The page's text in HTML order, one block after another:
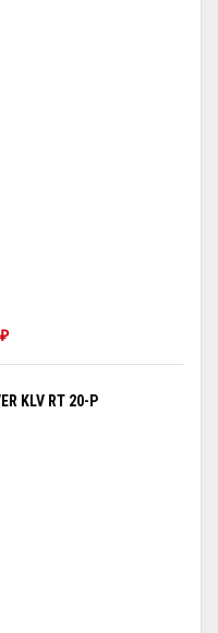
₽
KLV RT 20-P